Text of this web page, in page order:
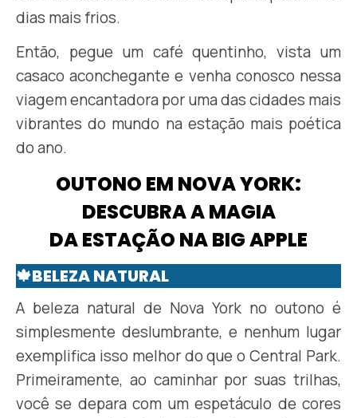
dias mais frios.
Então, pegue um café quentinho, vista um
casaco aconchegante e venha conosco nessa
viagem encantadora por uma das cidades mais
vibrantes do mundo na estação mais poética
do ano.
OUTONO EM NOVA YORK:
DESCUBRA A MAGIA
DA ESTAÇÃO NA BIG APPLE
🍁BELEZA NATURAL
A beleza natural de Nova York no outono é
simplesmente deslumbrante, e nenhum lugar
exemplifica isso melhor do que o Central Park.
Primeiramente, ao caminhar por suas trilhas,
você se depara com um espetáculo de cores